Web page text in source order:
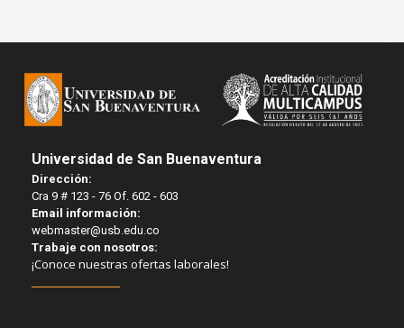
Universidad de San Buenaventura
Dirección:
Cra 9 # 123 - 76 Of. 602 - 603
Email información:
webmaster@usb.edu.co
Trabaje con nosotros:
¡Conoce nuestras ofertas laborales!